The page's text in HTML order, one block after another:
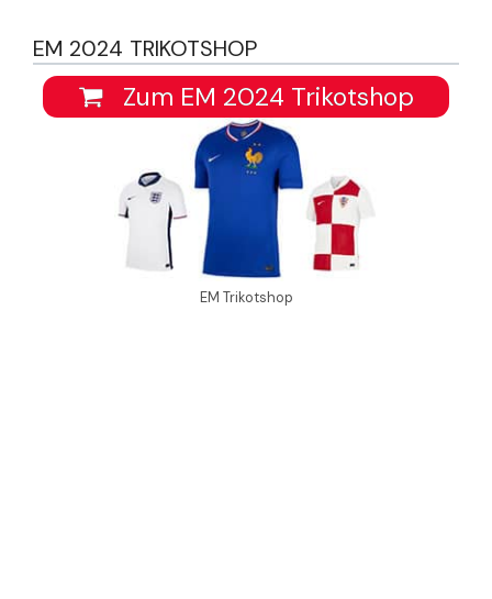
EM 2024 TRIKOTSHOP
Zum EM 2024 Trikotshop
EM Trikotshop